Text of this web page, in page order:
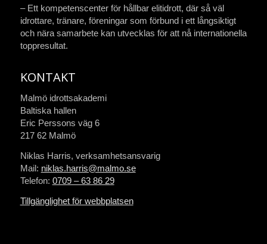
– Ett kompetenscenter för hållbar elitidrott, där så väl
idrottare, tränare, föreningar som förbund i ett långsiktigt
och nära samarbete kan utvecklas för att nå internationella
toppresultat.
KONTAKT
Malmö idrottsakademi
Baltiska hallen
Eric Perssons väg 6
217 62 Malmö
Niklas Harris, verksamhetsansvarig
Mail: niklas.harris@malmo.se
Telefon: 0709 – 63 86 29
Tillgänglighet för webbplatsen